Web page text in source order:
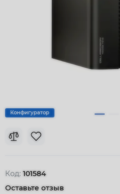
Конфигуратор
Код: 101584
Оставьте отзыв